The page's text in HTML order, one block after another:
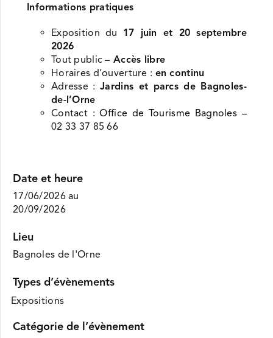
Informations pratiques
Exposition du 17 juin et 20 septembre
2026
Tout public – Accès libre
Horaires d’ouverture : en continu
Adresse :Jardins et parcs de Bagnoles-
de-l’Orne
Contact :Office de Tourisme Bagnoles –
02 33 37 85 66
Date et heure
17/06/2026au
20/09/2026
Lieu
Bagnoles de l'Orne
Types d’évènements
Expositions
Catégorie de l’évènement